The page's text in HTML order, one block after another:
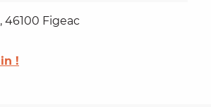
46100 Figeac
!
aux favoris